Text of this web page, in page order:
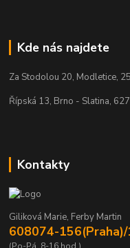
Kde nás najdete
Za Stodolou 20, Modletice,
Řípská 13, Brno - Slatina,
Kontakty
Giliková Marie, Ferby Martin
608074-
(Po-Pá, 8-16 hod.)